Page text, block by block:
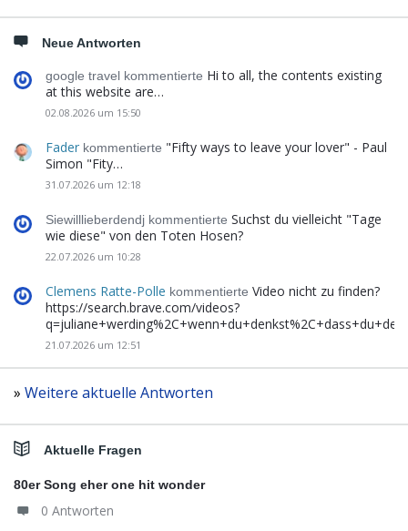
Neue Antworten
google travel kommentierte Hi to all, the contents existing
at this website are…
02.08.2026 um 15:50
Fader kommentierte "Fifty ways to leave your lover" - Paul
Simon "Fity…
31.07.2026 um 12:18
Siewilllieberdendj kommentierte Suchst du vielleicht "Tage
wie diese" von den Toten Hosen?
22.07.2026 um 10:28
Clemens Ratte-Polle kommentierte Video nicht zu finden?
https://search.brave.com/videos?
21.07.2026 um 12:51
» Weitere aktuelle Antworten
Aktuelle Fragen
80er Song eher one hit wonder
0 Antworten